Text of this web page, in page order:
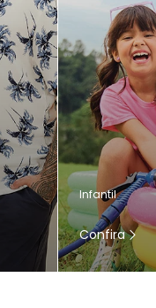
Infantil
Confira